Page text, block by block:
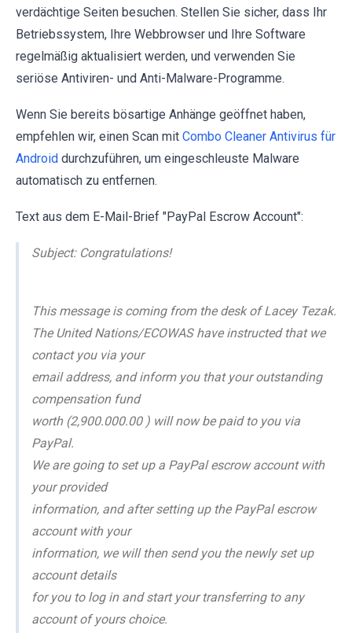
verdächtige Seiten besuchen. Stellen Sie sicher, dass Ihr
Betriebssystem, Ihre Webbrowser und Ihre Software
regelmäßig aktualisiert werden, und verwenden Sie
seriöse Antiviren- und Anti-Malware-Programme.
Wenn Sie bereits bösartige Anhänge geöffnet haben,
empfehlen wir, einen Scan mit Combo Cleaner Antivirus für
Android durchzuführen, um eingeschleuste Malware
automatisch zu entfernen.
Text aus dem E-Mail-Brief "PayPal Escrow Account":
Subject: Congratulations!
This message is coming from the desk of Lacey Tezak.
The United Nations/ECOWAS have instructed that we
contact you via your
email address, and inform you that your outstanding
compensation fund
worth (2,900.000.00 ) will now be paid to you via
PayPal.
We are going to set up a PayPal escrow account with
your provided
information, and after setting up the PayPal escrow
account with your
information, we will then send you the newly set up
account details
for you to log in and start your transferring to any
account of yours choice.